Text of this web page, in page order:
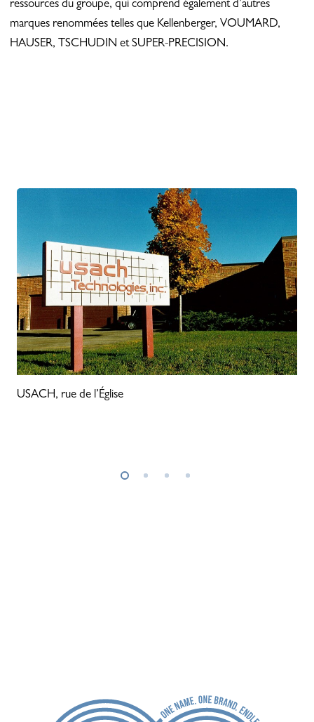
ressources du groupe, qui comprend également d’autres
marques renommées telles que Kellenberger, VOUMARD,
HAUSER, TSCHUDIN et SUPER-PRECISION.
USACH, rue de l’Église